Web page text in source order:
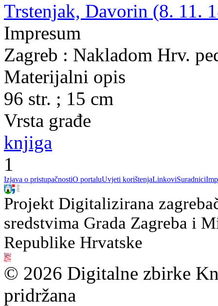
Trstenjak, Davorin (8. 11.
Impresum
Zagreb : Nakladom Hrv.
Materijalni opis
96 str. ; 15 cm
Vrsta građe
knjiga
1
Izjava o pristupačnostiO portaluUvjeti korištenjaLinkoviSuradnici
Projekt Digitalizirana
sredstvima Grada Zagreba i
Republike Hrvatske
© 2026 Digitalne zbirke
pridržana